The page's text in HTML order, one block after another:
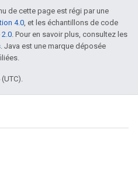
de cette page est régi par une
4.0, et les échantillons de code
. Pour en savoir plus, consultez les
. Java est une marque déposée